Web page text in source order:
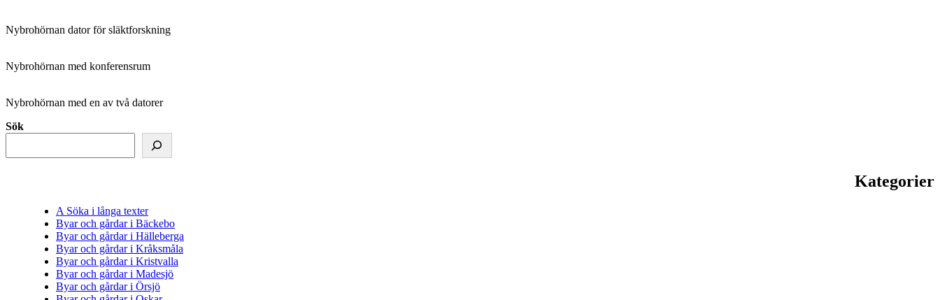
Nybrohörnan dator för släktforskning
Nybrohörnan med konferensrum
Nybrohörnan med en av två datorer
Sök
Kategorier
A Söka i långa texter
Byar och gårdar i Bäckebo
Byar och gårdar i Hälleberga
Byar och gårdar i Kråksmåla
Byar och gårdar i Kristvalla
Byar och gårdar i Madesjö
Byar och gårdar i Örsjö